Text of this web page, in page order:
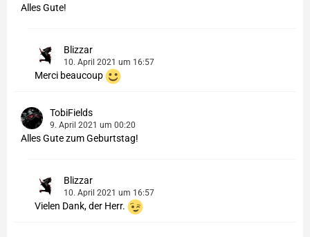
Alles Gute!
Blizzar
10. April 2021 um 16:57
Merci beaucoup
TobiFields
9. April 2021 um 00:20
Alles Gute zum Geburtstag!
Blizzar
10. April 2021 um 16:57
Vielen Dank, der Herr.